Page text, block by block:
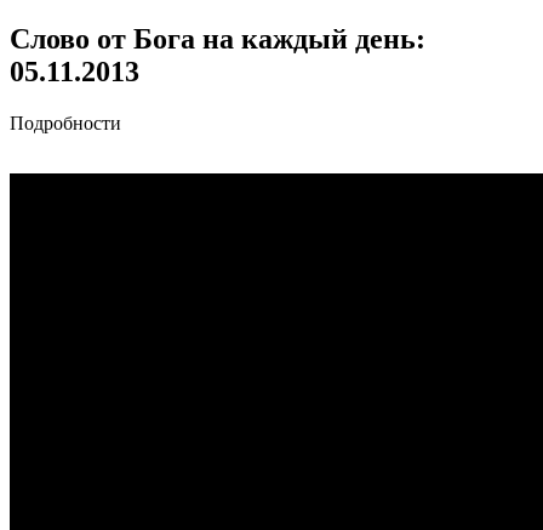
Слово от Бога на каждый день:
05.11.2013
Подробности